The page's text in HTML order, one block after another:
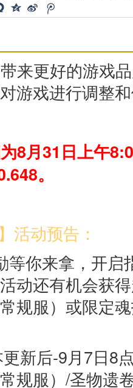
来更好的游戏
游戏进行调整
8月31日上午
。
活动预告：
等你来拿，开
动还有机会获
常规服）或限定
更新后-9月7日8
规服）/圣物遗